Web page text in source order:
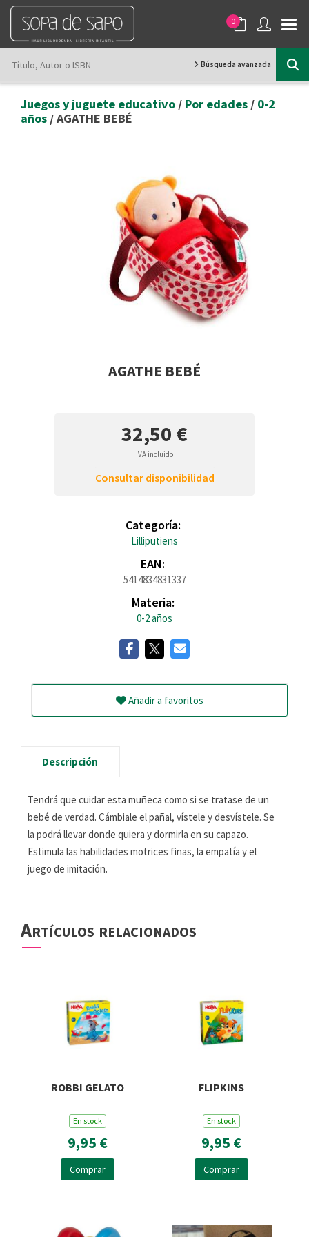
0
Búsqueda avanzada
Juegos y juguete educativo / Por edades / 0-2
años / AGATHE BEBÉ
AGATHE BEBÉ
32,50 €
IVA incluido
Consultar disponibilidad
Categoría:
Lilliputiens
EAN:
5414834831337
Materia:
0-2 años
Añadir a favoritos
Descripción
Tendrá que cuidar esta muñeca como si se tratase de un
bebé de verdad. Cámbiale el pañal, vístele y desvístele. Se
la podrá llevar donde quiera y dormirla en su capazo.
Estimula las habilidades motrices finas, la empatía y el
juego de imitación.
Artículos relacionados
ROBBI GELATO
En stock
9,95 €
Comprar
FLIPKINS
En stock
9,95 €
Comprar